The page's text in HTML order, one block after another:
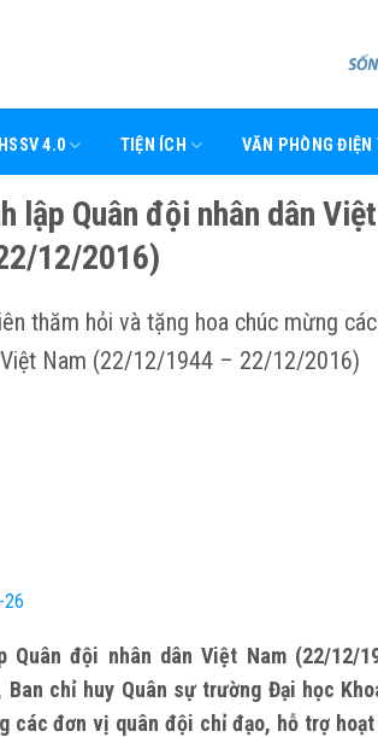
4.0 TIỆN ÍCH VĂN PHÒNG ĐIỆN
lập Quân đội nhân dân Việt
12/2016)
thăm hỏi và tặng hoa chúc mừng
Việt Nam (22/12/1944 – 22/12/2016)
26
đội nhân dân Việt Nam (22/12/
chỉ huy Quân sự trường Đại học
các đơn vị quân đội chỉ đạo, hỗ trợ